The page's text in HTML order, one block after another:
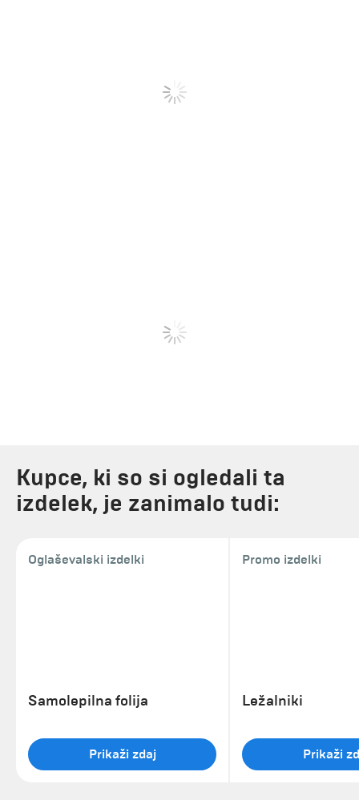
Kupce, ki so si ogledali ta
izdelek, je zanimalo tudi:
Oglaševalski izdelki
Samolepilna folija
Prikaži zdaj
Promo izdelki
Ležalniki
Prikaži